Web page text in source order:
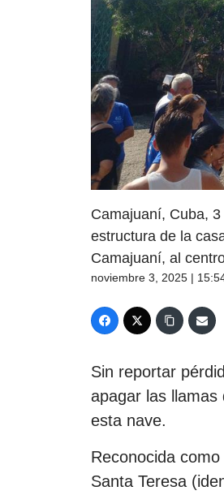
Camajuaní, Cuba,
estructura de la
Camajuaní, al
noviembre 3, 2025 |
Sin reportar
apagar las
esta nave.
Reconocida
Santa Teresa